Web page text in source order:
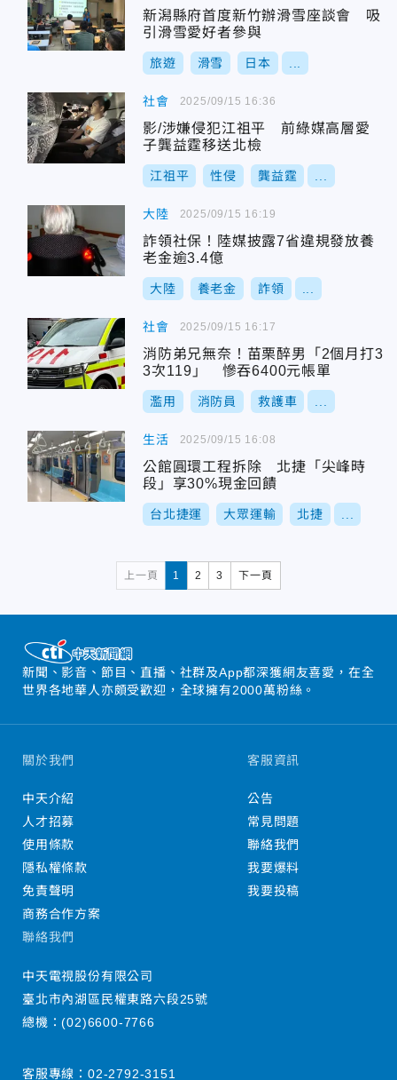
新潟縣府首度新竹辦滑雪座談會 吸
引滑雪愛好者參與
旅遊 滑雪 日本
社會
影/涉嫌侵犯江祖平 前綠媒高層愛
子龔益霆移送北檢
江祖平 性侵 龔益霆
2025/09/15 16:36
大陸
詐領社保！陸媒披露7省違規發放養
老金逾3.4億
大陸 養老金 詐領
2025/09/15 16:19
社會
消防弟兄無奈！苗栗醉男「2個月打3
3次119」 慘吞6400元帳單
濫用 消防員 救護車
2025/09/15 16:17
生活
公館圓環工程拆除 北捷「尖峰時
段」享30%現金回饋
台北捷運 大眾運輸 北捷
2025/09/15 16:08
上一頁 1 2 3 下一頁
新聞、影音、節目、直播、社群及App都深獲網友喜愛，在全
世界各地華人亦頗受歡迎，全球擁有2000萬粉絲。
關於我們
中天介紹
人才招募
使用條款
隱私權條款
免責聲明
商務合作方案
客服資訊
公告
常見問題
聯絡我們
我要爆料
我要投稿
聯絡我們
中天電視股份有限公司
臺北市內湖區民權東路六段25號
總機：(02)6600-7766
客服專線： 02-2792-3151